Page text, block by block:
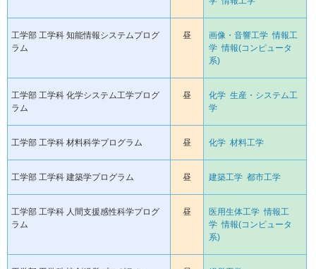
工学部 工学科 知能情報システムプログ
ラム
昼 画像・音響工学 情報工
学 情報(コンピュータ
系)
工学部 工学科 化学システム工学プログ
ラム
昼 化学 生産・システム工
学
工学部 工学科 材料科学プログラム 昼 化学 材料工学
工学部 工学科 建築学プログラム 昼 建築工学 都市工学
工学部 工学科 人間支援感性科学プログ
ラム
昼 医用生体工学 情報工
学 情報(コンピュータ
系)